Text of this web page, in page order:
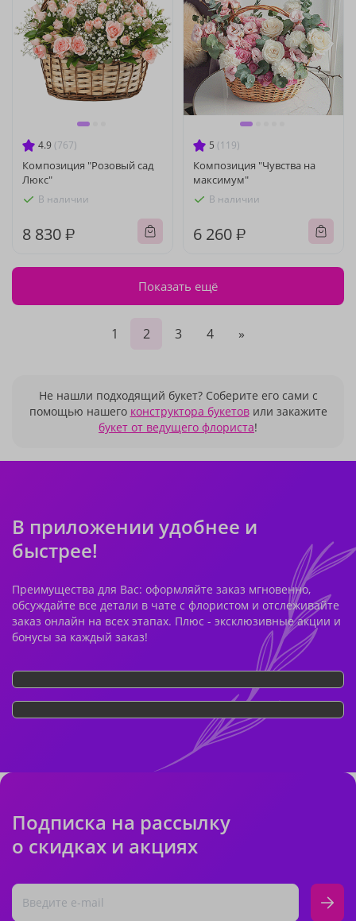
4.9 (767)
Композиция "Розовый сад
Люкс"
В наличии
8 830 ₽
5 (119)
Композиция "Чувства на
максимум"
В наличии
6 260 ₽
Показать ещё
1 2 3 4 »
Не нашли подходящий букет? Соберите его сами с
помощью нашего конструктора букетовили закажите
букет от ведущего флориста!
В приложении удобнее и
быстрее!
Преимущества для Вас: оформляйте заказ мгновенно,
обсуждайте все детали в чате с флористом и отслеживайте
заказ онлайн на всех этапах. Плюс - эксклюзивные акции и
бонусы за каждый заказ!
Подписка на рассылку
о скидках и акциях